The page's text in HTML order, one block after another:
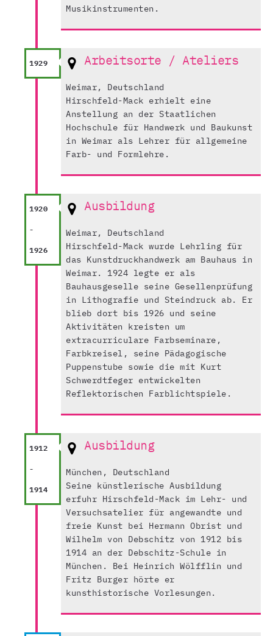
Musikinstrumenten.
1929 Arbeitsorte / Ateliers
Weimar, Deutschland
Hirschfeld-Mack erhielt eine
Anstellung an der Staatlichen
Hochschule für Handwerk und Baukunst
in Weimar als Lehrer für allgemeine
Farb- und Formlehre.
1920
-
1926
Ausbildung
Weimar, Deutschland
Hirschfeld-Mack wurde Lehrling für
das Kunstdruckhandwerk am Bauhaus in
Weimar. 1924 legte er als
Bauhausgeselle seine Gesellenprüfung
in Lithografie und Steindruck ab. Er
blieb dort bis 1926 und seine
Aktivitäten kreisten um
extracurriculare Farbseminare,
Farbkreisel, seine Pädagogische
Puppenstube sowie die mit Kurt
Schwerdtfeger entwickelten
Reflektorischen Farblichtspiele.
1912
-
1914
Ausbildung
München, Deutschland
Seine künstlerische Ausbildung
erfuhr Hirschfeld-Mack im Lehr- und
Versuchsatelier für angewandte und
freie Kunst bei Hermann Obrist und
Wilhelm von Debschitz von 1912 bis
1914 an der Debschitz-Schule in
München. Bei Heinrich Wölfflin und
Fritz Burger hörte er
kunsthistorische Vorlesungen.